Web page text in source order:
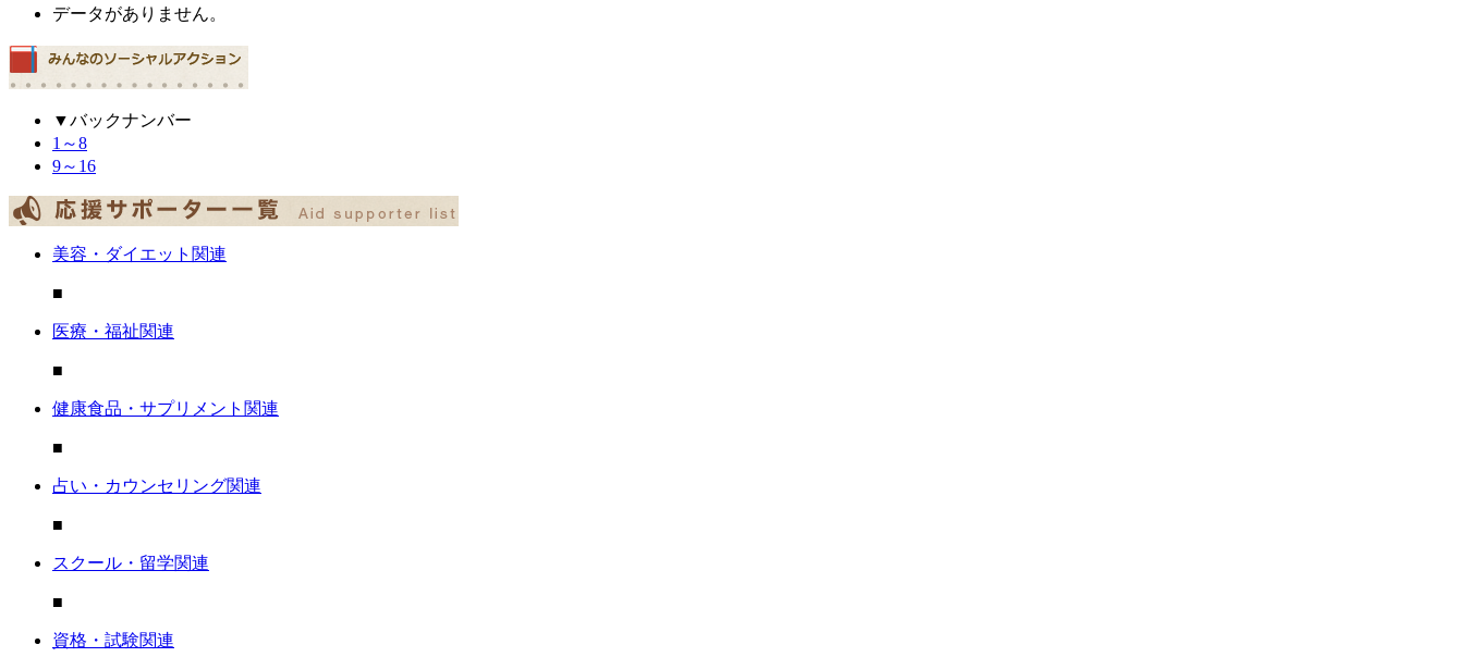
データがありません。
▼バックナンバー
1～8
9～16
美容・ダイエット関連
■
医療・福祉関連
■
健康食品・サプリメント関連
■
占い・カウンセリング関連
■
スクール・留学関連
■
資格・試験関連